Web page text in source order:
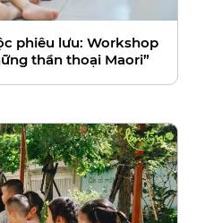
phiêu lưu: Workshop
thần thoại Maori”